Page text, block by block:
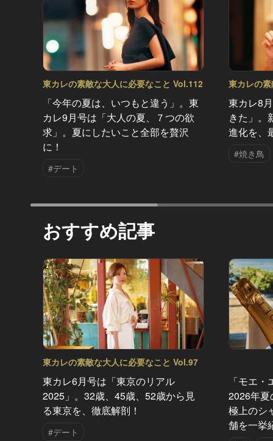
東カレの素敵な大人に必要なこと Vol.112
「今年の夏は、いつもと違う」。東
カレ9月号は「大人の夏、７つの欲
求」。夏にしたいこと全部を贅沢
に！
#デート
東カレの
東カレ8
きた」。
進化を、
#焼き鳥
おすすめ記事
東カレの素敵な大人に必要なこと Vol.97
東カレ6月号は「東京のリアル
2025」。32歳、45歳、52歳から見
る東京を、徹底解剖！
#デート
「モエ
2026年夏
極上のシ
舗を一挙